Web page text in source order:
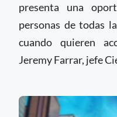
presenta una
personas de todas
cuando quieren
Jeremy Farrar, jefe